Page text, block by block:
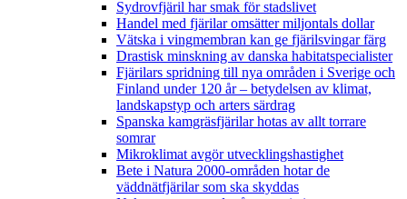
Sydrovfjäril har smak för stadslivet
Handel med fjärilar omsätter miljontals dollar
Vätska i vingmembran kan ge fjärilsvingar färg
Drastisk minskning av danska habitatspecialister
Fjärilars spridning till nya områden i Sverige och
Finland under 120 år– betydelsen av klimat,
landskapstyp och arters särdrag
Spanska kamgräsfjärilar hotas av allt torrare
somrar
Mikroklimat avgör utvecklingshastighet
Bete i Natura 2000-områden hotar de
väddnätfjärilar som ska skyddas